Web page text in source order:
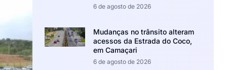
6 de agosto de 2026
Mudanças no trânsito alteram
acessos da Estrada do Coco,
em Camaçari
6 de agosto de 2026